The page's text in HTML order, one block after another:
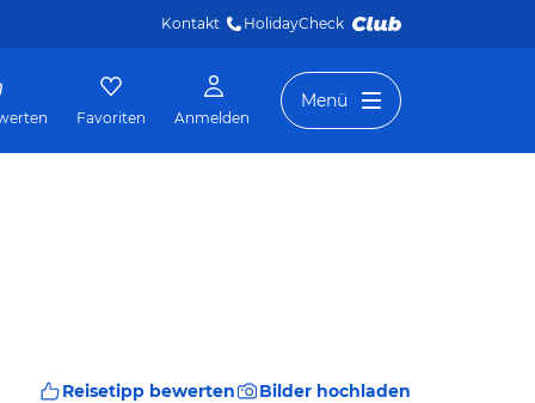
Kontakt HolidayCheck
Favoriten Anmelden
Menü
Reisetipp bewerten Bilder hochladen